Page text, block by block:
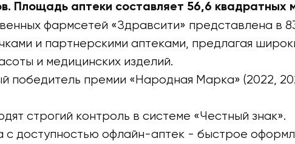
Площадь аптеки составляет 56,6 квадратных
фармсетей «Здравсити» представлена в
и партнерскими аптеками, предлагая
и медицинских изделий.
победитель премии «Народная Марка» (2022,
строгий контроль в системе «Честный знак».
с доступностью офлайн-аптек - быстрое